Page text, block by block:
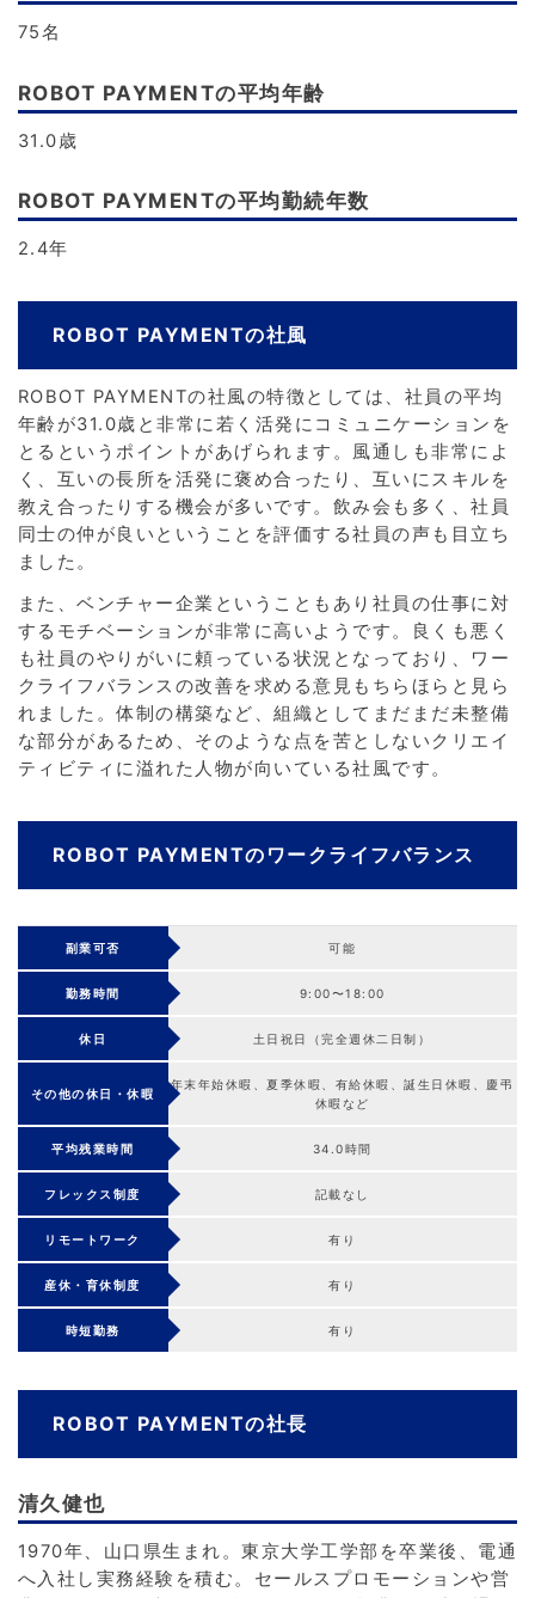
75名
ROBOT PAYMENTの平均年齢
31.0歳
ROBOT PAYMENTの平均勤続年数
2.4年
ROBOT PAYMENTの社風
ROBOT PAYMENTの社風の特徴としては、社員の平均
年齢が31.0歳と非常に若く活発にコミュニケーションを
とるというポイントがあげられます。風通しも非常によ
く、互いの長所を活発に褒め合ったり、互いにスキルを
教え合ったりする機会が多いです。飲み会も多く、社員
同士の仲が良いということを評価する社員の声も目立ち
ました。
また、ベンチャー企業ということもあり社員の仕事に対
するモチベーションが非常に高いようです。良くも悪く
も社員のやりがいに頼っている状況となっており、ワー
クライフバランスの改善を求める意見もちらほらと見ら
れました。体制の構築など、組織としてまだまだ未整備
な部分があるため、そのような点を苦としないクリエイ
ティビティに溢れた人物が向いている社風です。
ROBOT PAYMENTのワークライフバランス
副業可否 可能
勤務時間 9:00〜18:00
休日 土日祝日（完全週休二日制）
その他の休日・休暇
年末年始休暇、夏季休暇、有給休暇、誕生日休暇、慶弔
休暇など
平均残業時間 34.0時間
フレックス制度 記載なし
リモートワーク 有り
産休・育休制度 有り
時短勤務 有り
ROBOT PAYMENTの社長
清久健也
1970年、山口県生まれ。東京大学工学部を卒業後、電通
へ入社し実務経験を積む。セールスプロモーションや営